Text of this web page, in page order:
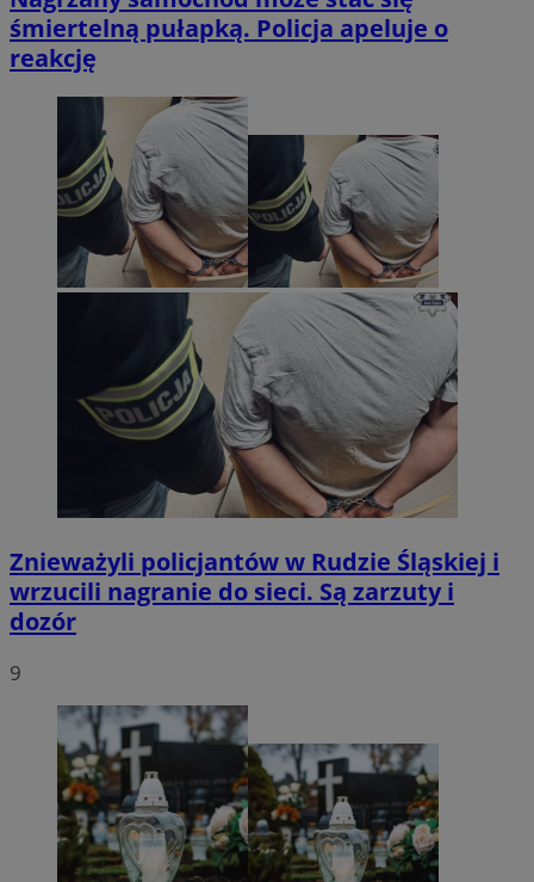
śmiertelną pułapką. Policja apeluje o
reakcję
Znieważyli policjantów w Rudzie Śląskiej i
wrzucili nagranie do sieci. Są zarzuty i
dozór
9